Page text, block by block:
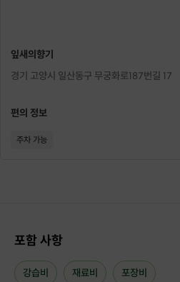
잎새의향기
경기 고양시 일산동구 무궁화로187번길 17
편의 정보
주차 가능
포함 사항
강습비 재료비 포장비